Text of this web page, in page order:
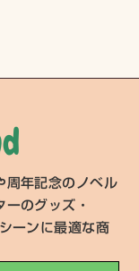
年記念のノベル
のグッズ・
ーンに最適な商